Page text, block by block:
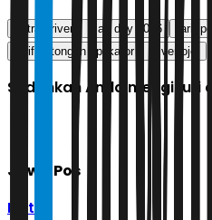
mitra driver may day 2026
tarif
tarif potongan aplikator
driver ojol
Sudahkah Anda mengikuti
Jawa Pos
Ikuti